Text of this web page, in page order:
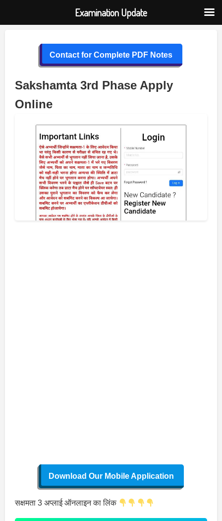
Contact for Complete PDF Notes
Sakshamta 3rd Phase Apply
Online
Download Our Mobile Application
सक्षमता 3 अप्लाई ऑनलाइन का लिंक
Examination Update